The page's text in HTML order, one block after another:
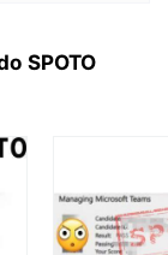
precisas e
de
prática
SPOTO